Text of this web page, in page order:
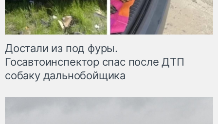
Достали из под фуры.
Госавтоинспектор спас после ДТП
собаку дальнобойщика